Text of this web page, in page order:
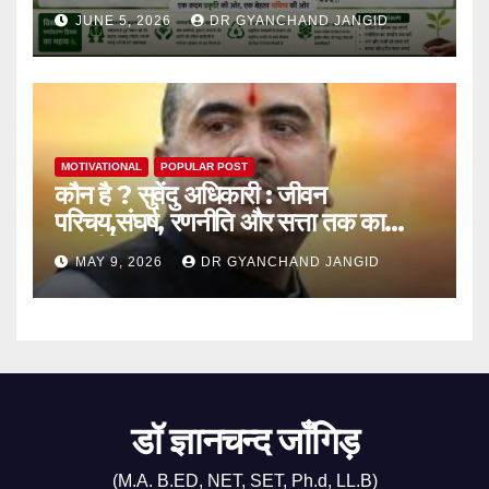
JUNE 5, 2026 DR GYANCHAND JANGID
MOTIVATIONAL POPULAR POST
कौन है ? सुवेंदु अधिकारी : जीवन
परिचय,संघर्ष, रणनीति और सत्ता तक का
राजनीतिक सफर
MAY 9, 2026 DR GYANCHAND JANGID
डॉ ज्ञानचन्द जाँगिड़
(M.A. B.ED, NET, SET, Ph.d, LL.B)